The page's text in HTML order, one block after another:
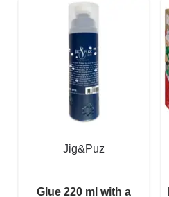
Jig&Puz
Glue 220 ml with a